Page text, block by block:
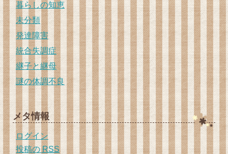
暮らしの知恵
未分類
発達障害
統合失調症
継子と継母
謎の体調不良
メタ情報
ログイン
投稿のRSS